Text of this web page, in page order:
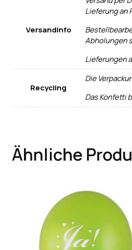
Versandinfo
Lieferung an
Abholungen
Lieferungen
Recycling
Die
Das Konfetti
Ähnliche